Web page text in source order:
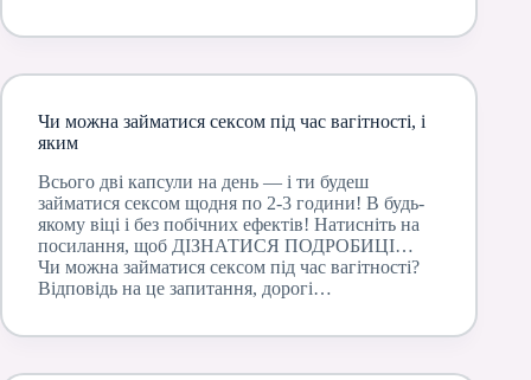
Чи можна займатися сексом під час вагітності, і
яким
Всього дві капсули на день — і ти будеш
займатися сексом щодня по 2-3 години! В будь-
якому віці і без побічних ефектів! Натисніть на
посилання, щоб ДІЗНАТИСЯ ПОДРОБИЦІ…
Чи можна займатися сексом під час вагітності?
Відповідь на це запитання, дорогі…